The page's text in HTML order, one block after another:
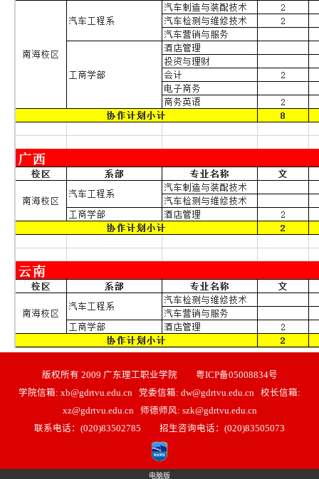
版权所有 2009 广东理工职业学院 粤ICP备05008834号
学院信箱: xb@gdrtvu.edu.cn 党委信箱: dw@gdrtvu.edu.cn 校长信箱:
xz@gdrtvu.edu.cn 师德师风: szk@gdrtvu.edu.cn
联系电话：(020)83502785 招生咨询电话：(020)83505073
电脑版